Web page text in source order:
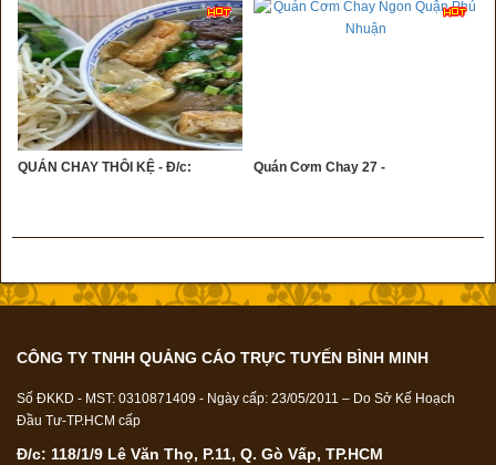
QUÁN CHAY THÔI KỆ - Đ/c: Quán Cơm Chay 27 -
CÔNG TY TNHH QUẢNG CÁO TRỰC TUYẾN BÌNH MINH
Số ĐKKD - MST: 0310871409 - Ngày cấp: 23/05/2011 – Do Sở Kế Hoạch
Đầu Tư-TP.HCM cấp
Đ/c: 118/1/9 Lê Văn Thọ, P.11, Q. Gò Vấp, TP.HCM